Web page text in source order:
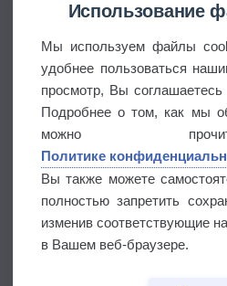
Использование
Мы используем файлы
удобнее пользоваться
просмотр, Вы
Подробнее о том, как мы
можно
Политике
Вы также можете
полностью запретить
изменив соответствующие
в Вашем веб-браузере.